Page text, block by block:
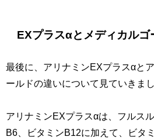
EXプラスαとメディカルゴ
最後に、アリナミンEXプラスαと
ールドの違いについて見ていきまし
アリナミンEXプラスαは、フルス
B6、ビタミンB12に加えて、ビタ